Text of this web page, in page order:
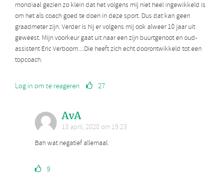
mondiaal gezien zo klein dat het volgens mij niet heel ingewikkeld is
om het als coach goed te doen in deze sport. Dus dat kan geen
graadmeter zijn. Verder is hij er volgens mij ook alweer 10 jaar uit
geweest. Mijn voorkeur gaat uit naar een zijn buurtgenoot en oud-
assistent Eric Verboom....Die heeft zich echt doorontwikkeld tot een
topcoach.
Log in om te reageren 27
AvA
13 april, 2020 om 19:23
Bah wat negatief allemaal.
9